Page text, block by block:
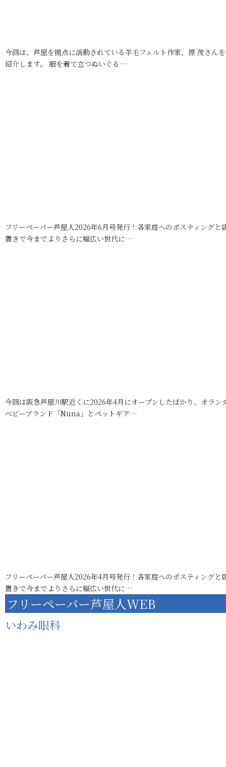
今回は、芦屋を拠点に活動されている羊毛フェルト作家、原 茂さん
紹介します。 服を着て立つぬいぐる…
フリーペーパー芦屋人2026年6月号発行！各家庭へのポスティングと
置きで今までよりさらに幅広い世代に…
今回は阪急芦屋川駅近くに2026年4月にオープンしたばかり、オラン
ベビーブランド「Nuna」とペットギア…
フリーペーパー芦屋人2026年4月号発行！各家庭へのポスティングと
置きで今までよりさらに幅広い世代に…
フリーペーパー芦屋人WEB
いわみ眼科